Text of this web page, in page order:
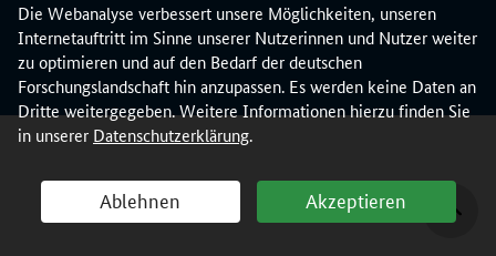
Die Webanalyse verbessert unsere Möglichkeiten, unseren
Internetauftritt im Sinne unserer Nutzerinnen und Nutzer weiter
zu optimieren und auf den Bedarf der deutschen
Forschungslandschaft hin anzupassen. Es werden keine Daten an
Dritte weitergegeben. Weitere Informationen hierzu finden Sie
in unserer Datenschutzerklärung.
Ablehnen Akzeptieren